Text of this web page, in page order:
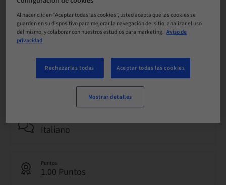
Estado
reservable
Fecha límite de registro
05. may. 2040 (UTC+1)
Idioma
Italiano
Puntos
1.00 Puntos
Al hacer clic en “Aceptar todas las cookies”, usted acepta que las cookies se
guarden en su dispositivo para mejorar la navegación del sitio, analizar el uso
del mismo, y colaborar con nuestros estudios para marketing. Aviso de
privacidad
Rechazarlas todas Aceptar todas las cookies
Mostrar detalles